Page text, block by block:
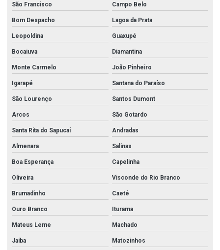
São Francisco Campo Belo
Bom Despacho Lagoa da Prata
Leopoldina Guaxupé
Bocaiuva Diamantina
Monte Carmelo João Pinheiro
Igarapé Santana do Paraíso
São Lourenço Santos Dumont
Arcos São Gotardo
Santa Rita do Sapucaí Andradas
Almenara Salinas
Boa Esperança Capelinha
Oliveira Visconde do Rio Branco
Brumadinho Caeté
Ouro Branco Iturama
Mateus Leme Machado
Jaíba Matozinhos